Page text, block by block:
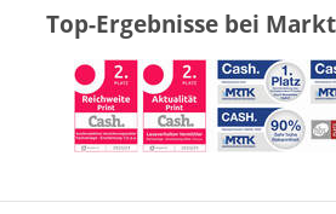
Top-Ergebnisse bei